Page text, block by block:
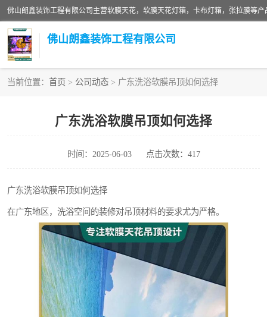
佛山朗鑫装饰工程有限公司
当前位置： 首页 > 公司动态 > 广东洗浴软膜吊顶如何选择
广东洗浴软膜吊顶如何选择
时间：2025-06-03 点击次数：417
广东洗浴软膜吊顶如何选择
在广东地区，洗浴空间的装修对吊顶材料的要求尤为严格。